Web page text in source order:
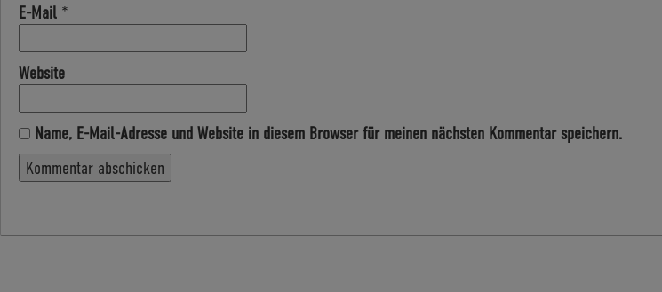
E-Mail *
Website
Name, E-Mail-Adresse und Website in diesem Browser für meinen nächsten Kommentar speichern.